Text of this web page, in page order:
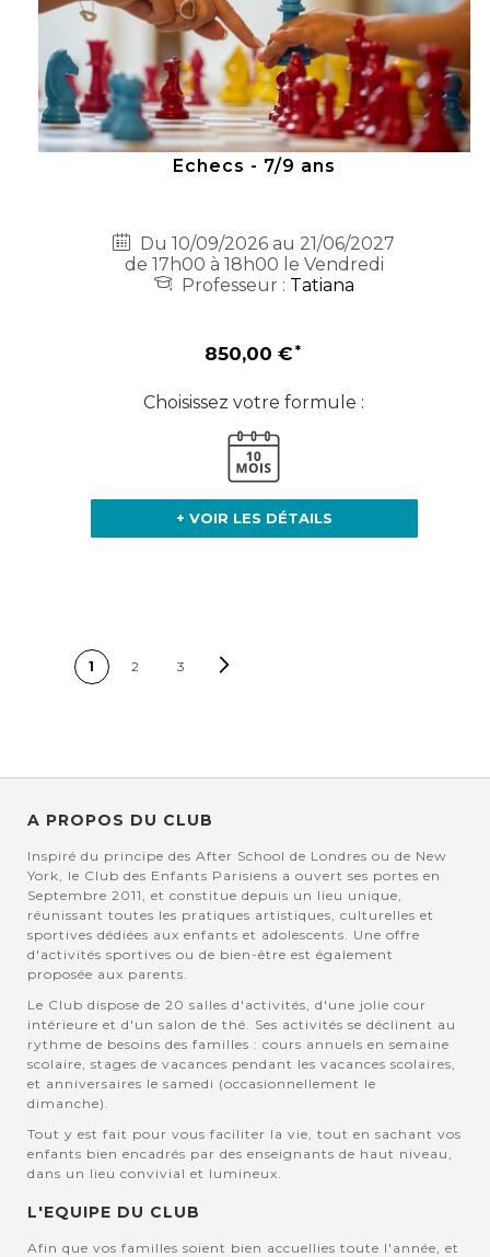
Echecs - 7/9 ans
Du 10/09/2026 au 21/06/2027
de 17h00 à 18h00 le Vendredi
Professeur : Tatiana
850,00 €
Choisissez votre formule :
+ VOIR LES DÉTAILS
Vous lisez actuellement la
1 Page
2 3
A PROPOS DU CLUB
Inspiré du principe des After School de Londres ou de New
York, le Club des Enfants Parisiens a ouvert ses portes en
Septembre 2011, et constitue depuis un lieu unique,
réunissant toutes les pratiques artistiques, culturelles et
sportives dédiées aux enfants et adolescents. Une offre
d'activités sportives ou de bien-être est également
proposée aux parents.
Le Club dispose de 20 salles d'activités, d'une jolie cour
intérieure et d'un salon de thé. Ses activités se déclinent au
rythme de besoins des familles : cours annuels en semaine
scolaire, stages de vacances pendant les vacances scolaires,
et anniversaires le samedi (occasionnellement le
dimanche).
Tout y est fait pour vous faciliter la vie, tout en sachant vos
enfants bien encadrés par des enseignants de haut niveau,
dans un lieu convivial et lumineux.
L'EQUIPE DU CLUB
Afin que vos familles soient bien accuellies toute l'année, et